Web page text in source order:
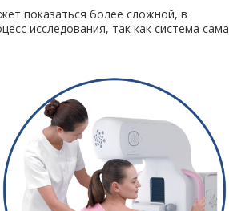
показаться более сложной, в
исследования, так как система сама